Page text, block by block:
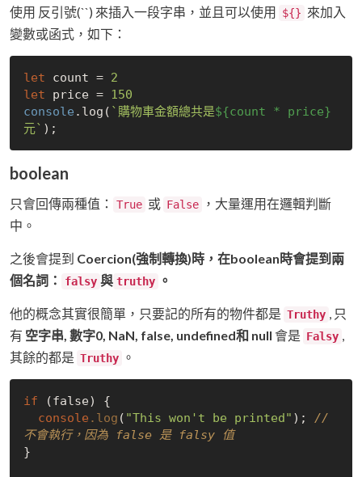
使用 反引號(``) 來插入一段字串，並且可以使用 ${} 來加入
變數或函式，如下：
let count = 2
let price = 150
console .log( `購物車金額總共是${count * price}
元`
boolean
只會回傳兩種值： True 或 False
，大量運用在邏輯判斷
中。
之後會提到 Coercion(強制轉換) 時，在boolean時會提到兩
個名詞：
falsy 與 truthy 。
他的概念其實很簡單，只要記的所有的物件都是 Truthy , 只
有 空字串, 數字0, NaN, false, undefined和 null 會是 Falsy ,
其餘的都是 Truthy 。
if (false) {
console .log ( "This won't be printed" ); //
不會執行，因為 false 是 falsy 值
}